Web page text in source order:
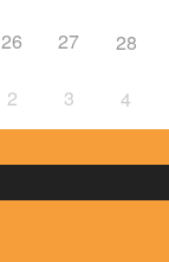
26 27 28
2 3 4